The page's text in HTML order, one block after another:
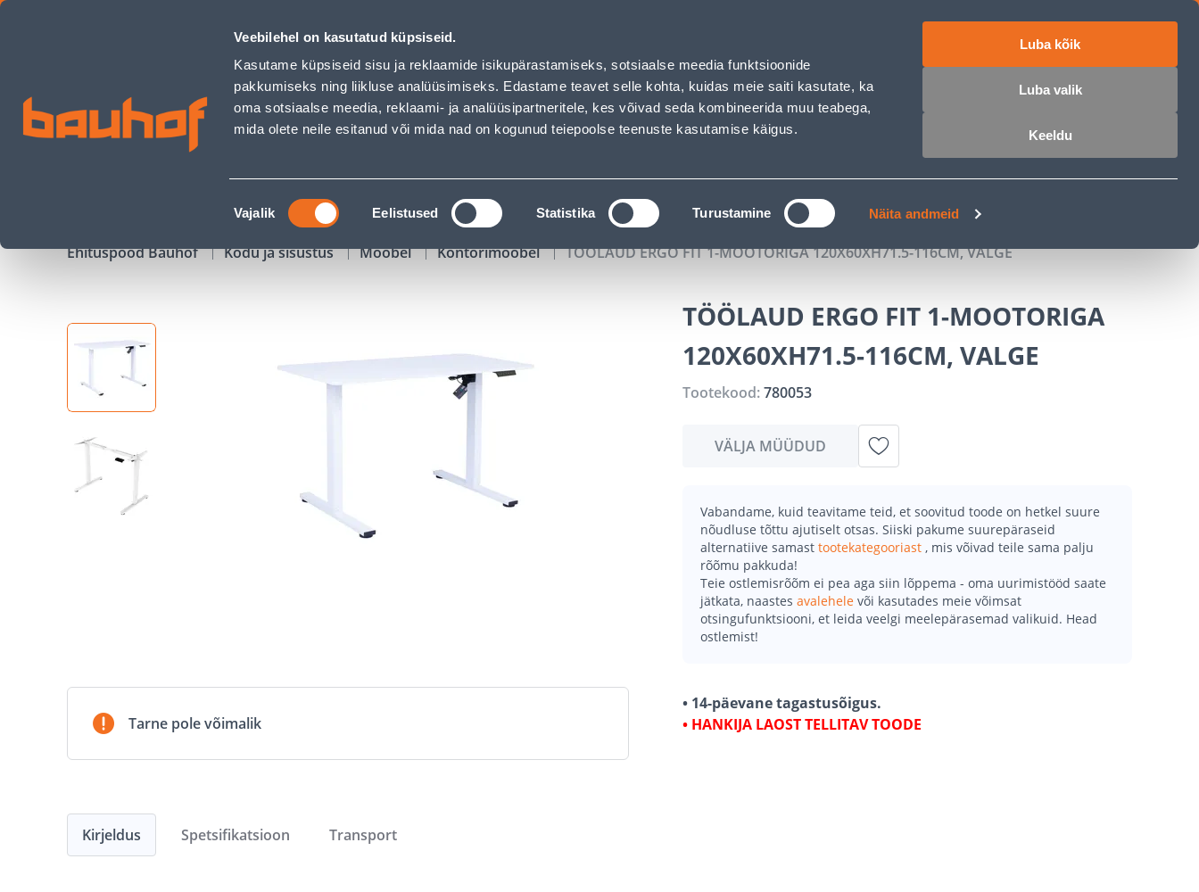
Veebilehel on kasutatud küpsiseid.
Kasutame küpsiseid sisu ja reklaamide isikupärastamiseks, sotsiaalse meedia funktsioonide
pakkumiseks ning liikluse analüüsimiseks. Edastame teavet selle kohta, kuidas meie saiti kasutate, ka
oma sotsiaalse meedia, reklaami- ja analüüsipartneritele, kes võivad seda kombineerida muu teabega,
mida olete neile esitanud või mida nad on kogunud teiepoolse teenuste kasutamise käigus.
Nõusoleku
valik
Vajalik Eelistused Statistika Turustamine Näita andmeid
Luba kõik
Luba valik
Keeldu
TÖÖLAUD ERGO FIT 1-MOOTORIGA 120X60XH71.5-116CM, VALGE - Bauhof has loaded
Äriklienditeenindus Klienditeenindus Teenused Karjäärileht
OTSI Logi sisse
KAMPAANIAD KATALOOGID TÖÖRIISTALAENUTUS JÄRELMAKS
Ehituspood Bauhof Kodu ja sisustus Mööbel Kontorimööbel TÖÖLAUD ERGO FIT 1-MOOTORIGA 120X60XH71.5-116CM, VALGE
Tarne pole võimalik
TÖÖLAUD ERGO FIT 1-MOOTORIGA
120X60XH71.5-116CM, VALGE
Tootekood:780053
VÄLJA MÜÜDUD
Vabandame, kuid teavitame teid, et soovitud toode on hetkel suure
nõudluse tõttu ajutiselt otsas. Siiski pakume suurepäraseid
alternatiive samast tootekategooriast , mis võivad teile sama palju
rõõmu pakkuda!
Teie ostlemisrõõm ei pea aga siin lõppema - oma uurimistööd saate
jätkata, naastes avalehele või kasutades meie võimsat
otsingufunktsiooni, et leida veelgi meelepärasemad valikuid. Head
ostlemist!
• 14-päevane tagastusõigus.
• HANKIJA LAOST TELLITAV TOODE
Kirjeldus Spetsifikatsioon Transport